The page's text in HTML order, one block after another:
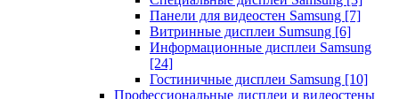
Панели для видеостен Samsung [7]
Витринные дисплеи Sumsung [6]
Информационные дисплеи Samsung
[24]
Гостиничные дисплеи Samsung [10]
Профессиональные дисплеи и видеостены